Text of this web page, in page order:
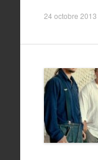
24 octobre 2013